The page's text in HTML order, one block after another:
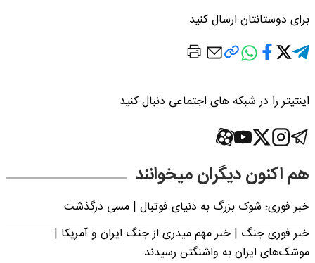
برای دوستانتان ارسال کنید
اینتیتر را در شبکه های اجتماعی دنبال کنید
هم اکنون دیگران میخوانند
خبر فوری؛‌ شوک بزرگ به دنیای فوتبال | مسی درگذشت
خبر فوری جنگ | خبر مهم میدری از جنگ ایران و آمریکا |
موشک‌های ایران به واشنگتن رسیدند